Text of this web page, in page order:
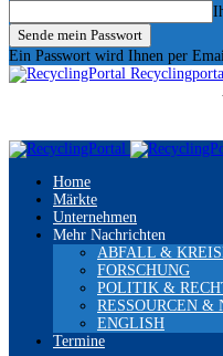
Ein Passwort wird Ihnen per
Home
Märkte
Unternehmen
Mehr Nachrichten
ABFALL &
FORSCHUNG
POLITIK &
RESSOURCEN
ENGLISH
Termine